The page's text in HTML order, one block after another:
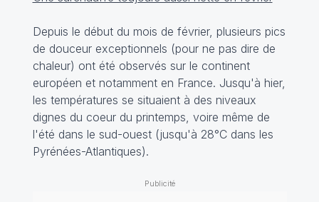
Depuis le début du mois de février, plusieurs pics
de douceur exceptionnels (pour ne pas dire de
chaleur) ont été observés sur le continent
européen et notamment en France. Jusqu'à hier,
les températures se situaient à des niveaux
dignes du coeur du printemps, voire même de
l'été dans le sud-ouest (jusqu'à 28°C dans les
Pyrénées-Atlantiques).